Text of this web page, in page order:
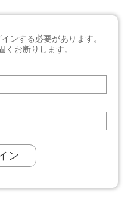
ンする必要があります。
くお断りします。